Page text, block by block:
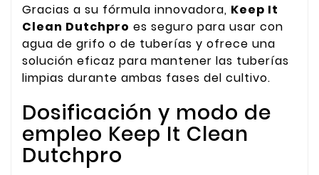
Gracias a su fórmula innovadora, Keep It
Clean Dutchpro es seguro para usar con
agua de grifo o de tuberías y ofrece una
solución eficaz para mantener las tuberías
limpias durante ambas fases del cultivo.
Dosificación y modo de
empleo Keep It Clean
Dutchpro